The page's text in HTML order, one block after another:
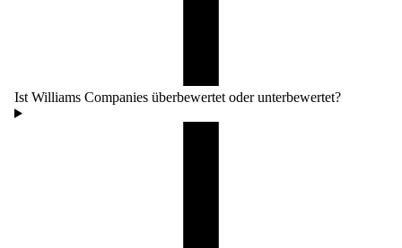
Ist Williams Companies überbewertet oder unterbewertet?